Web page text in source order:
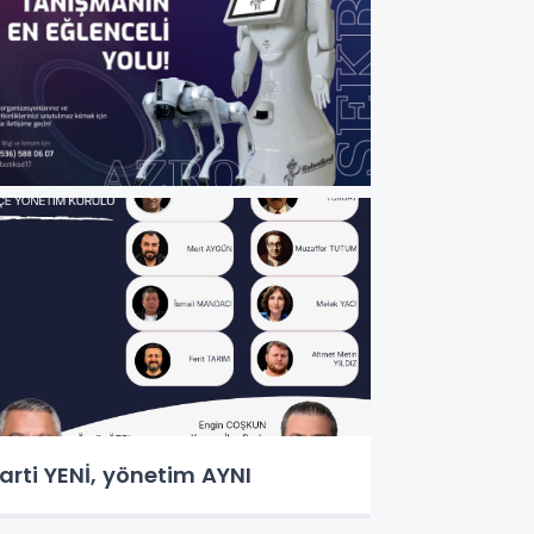
YENİ, yönetim AYNI